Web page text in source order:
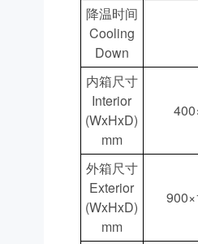
降温时间
Cooling
Down
内箱尺寸
Interior
(WxHxD)
mm
外箱尺寸
Exterior
(WxHxD)
mm